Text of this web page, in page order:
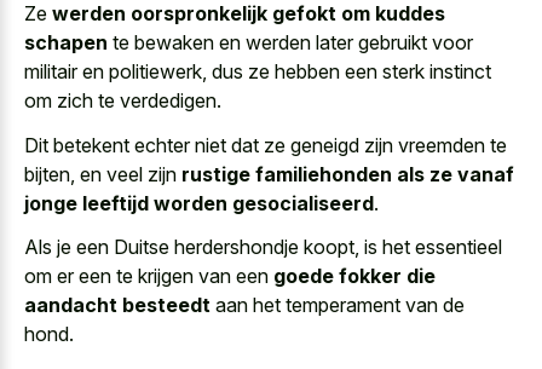
Ze werden oorspronkelijk gefokt om kuddes
schapen te bewaken en werden later gebruikt voor
militair en politiewerk, dus ze hebben een sterk instinct
om zich te verdedigen.
Dit betekent echter niet dat ze geneigd zijn vreemden te
bijten, en veel zijn rustige familiehonden als ze vanaf
jonge leeftijd worden gesocialiseerd.
Als je een Duitse herdershondje koopt, is het essentieel
om er een te krijgen van een goede fokker die
aandacht besteedt aan het temperament van de
hond.